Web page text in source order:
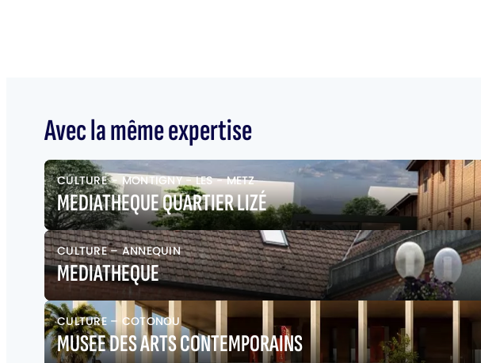
Avec la même expertise
CULTURE–MONTIGNY - LES - METZ
MEDIATHEQUE QUARTIER LIZÉ
CULTURE–ANNEQUIN
MEDIATHEQUE
CULTURE – COTONOU
MUSEE DES ARTS CONTEMPORAINS